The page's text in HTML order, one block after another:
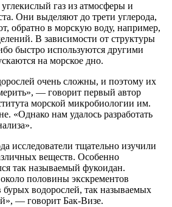
газ из атмосферы и
Они выделяют до трети углерода,
обратно в морскую воду, например,
В зависимости от структуры
быстро используются другими
на морское дно.
очень сложны, и поэтому их
— говорит первый автор
морской микробиологии им.
«Однако нам удалось разработать
исследователи тщательно изучили
веществ. Особенно
так называемый фукоидан.
половины экскрементов
водорослей, так называемых
— говорит Бак-Визе.